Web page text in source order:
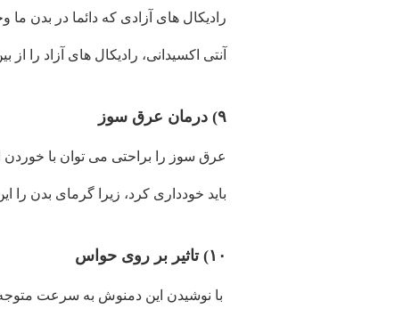
رادیکال های آزادی که دائما در بدن
آنتی اکسیدانی، رادیکال های آزاد را از
۹) درمان عرق سوز
عرق سوز را براحتی می توان با خوردن
باید خودداری کرد، زیرا گرمای بدن را
۱۰) تاثیر بر روی حواس
با نوشیدن این دمنوش به سرعت